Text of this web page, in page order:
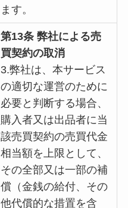
ます。
第13条 弊社による売
買契約の取消
3.弊社は、本サービス
の適切な運営のために
必要と判断する場合、
購入者又は出品者に当
該売買契約の売買代金
相当額を上限として、
その全部又は一部の補
償（金銭の給付、その
他代償的な措置を含